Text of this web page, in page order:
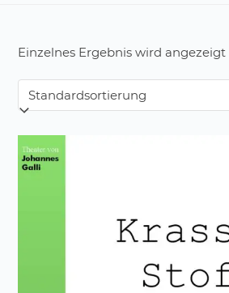
Einzelnes Ergebnis wird angezeigt